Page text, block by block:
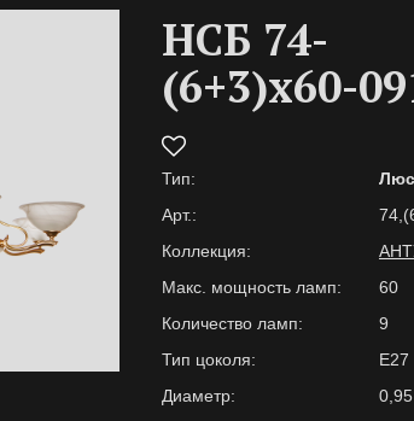
НСБ 74-
(6+3)х60-
Тип:
Арт.:
Коллекция:
Макс. мощность ламп:
60
Количество ламп:
9
Тип цоколя:
E27
Диаметр:
0,95